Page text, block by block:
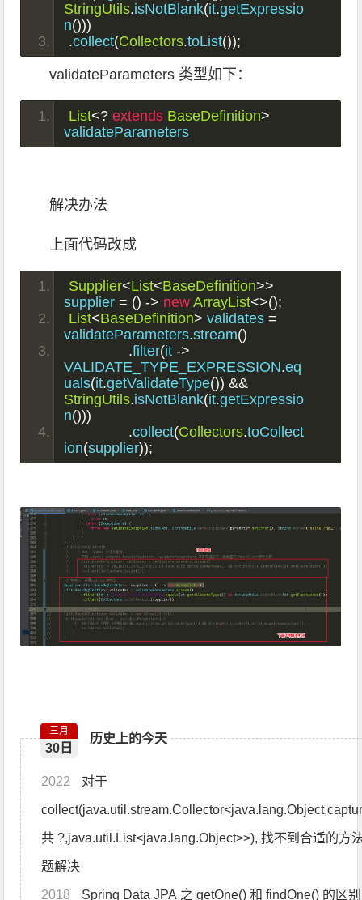
StringUtils.isNotBlank(it.getExpressio
n()))
.collect(Collectors.toList());
validateParameters 类型如下：
List<? extends BaseDefinition>
validateParameters
解决办法
上面代码改成
Supplier<List<BaseDefinition>>
supplier = () -> new ArrayList<>();
List<BaseDefinition> validates =
validateParameters.stream()
.filter(it ->
VALIDATE_TYPE_EXPRESSION.eq
uals(it.getValidateType()) &&
StringUtils.isNotBlank(it.getExpressio
n()))
.collect(Collectors.toCollect
ion(supplier));
历史上的今天
三月
30日
2022
共 ?,java.util.List<java.lang.Object>>), 找不到合适的方
题解决
2018 Spring Data JPA 之 getOne() 和 findOne() 的区别